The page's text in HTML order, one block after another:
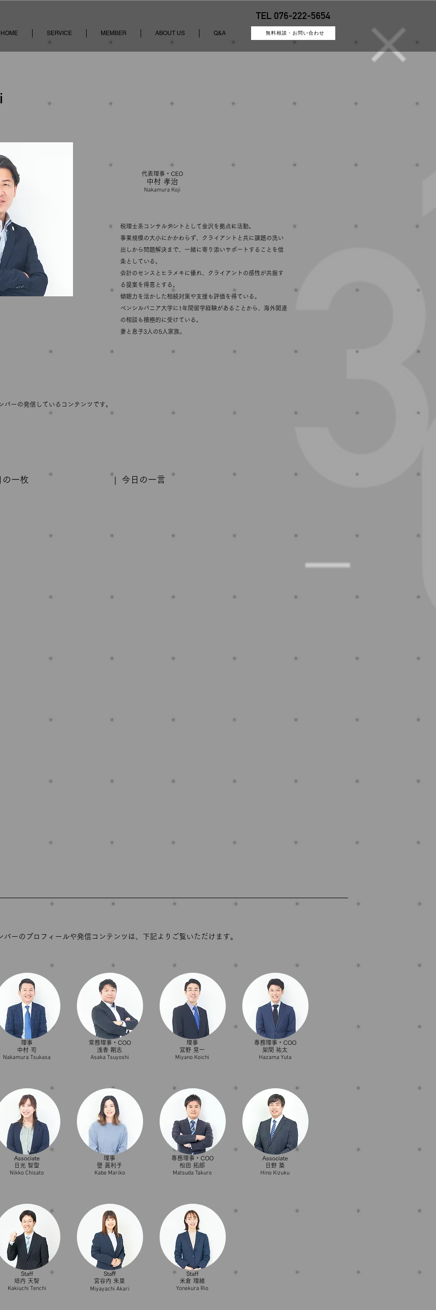
HOME SERVICE MEMBER ABOUT US Q&A
TEL 076-222-5654
無料相談・お問い合わせ
税理士系コンサルタントとして金沢を拠点に活動。
事業規模の大小にかかわらず、クライアントと共に課題の洗い
出しから問題解決まで、一緒に寄り添いサポートすることを信
条としている。
会計のセンスとヒラメキに優れ、クライアントの感性が共振す
る提案を得意とする。
傾聴力を活かした相続対策や支援も評価を得ている。
ペンシルバニア大学に1年間留学経験があることから、海外関連
の相談も積極的に受けている。
妻と息子3人の5人家族。
代表理事・CEO
中村 孝治
​Nakamura Koji
バーの発信しているコンテンツです。
一枚 | 今日の一言
バーのプロフィールや発信コンテンツは、下記よりご覧いただけます。
理事
中村 司
​Nakamura Tsukasa
Associate
日光 智聖
Nikko Chisato
Staff
垣内 天智
Kakiuchi Tenchi
常務理事・COO
浅香 剛志
​Asaka Tsuyoshi
理事
壁 眞利子
​Kabe Mariko
Staff
宮谷内 朱里
Miyayachi Akari
​理事
宮野 晃一
​Miyano Koichi
専務理事・COO
松田 拓郎
​Matsuda Takuro
Staff
米倉 理緒
​Yonekura Rio
専務理事・COO
架間 祐太
​Hazama Yuta
Associate
日野 築
Hino Kizuku